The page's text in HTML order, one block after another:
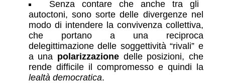
Senza contare che anche tra gli
autoctoni, sono sorte delle divergenze nel
modo di intendere la convivenza collettiva,
che portano a una reciproca
delegittimazione delle soggettività “rivali” e
a una polarizzazionedelle posizioni, che
rende difficile il compromesso e quindi la
lealtà democratica.